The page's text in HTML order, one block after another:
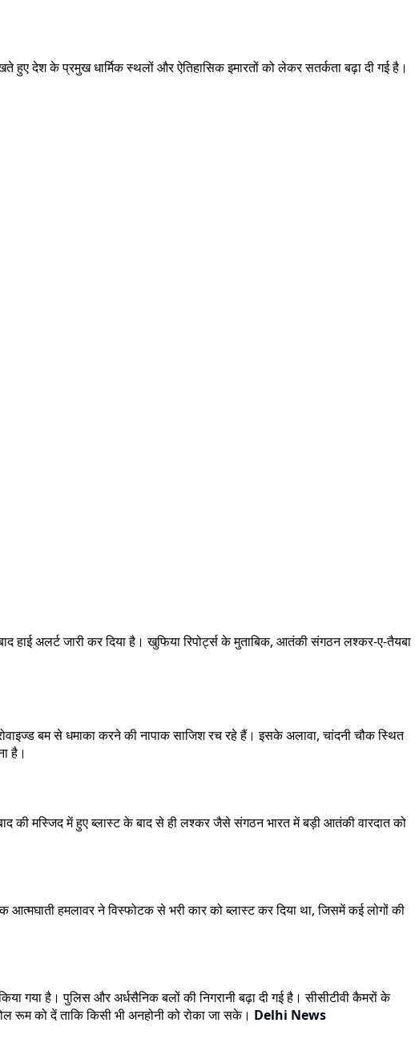
देश के प्रमुख धार्मिक स्थलों और ऐतिहासिक इमारतों को लेकर सतर्कता बढ़ा दी गई है।
हाई अलर्ट जारी कर दिया है। खुफिया रिपोर्ट्स के मुताबिक, आतंकी संगठन लश्कर-ए-तैयबा
बम से धमाका करने की नापाक साजिश रच रहे हैं। इसके अलावा, चांदनी चौक स्थित
है।
की मस्जिद में हुए ब्लास्ट के बाद से ही लश्कर जैसे संगठन भारत में बड़ी आतंकी वारदात को
हमलावर ने विस्फोटक से भरी कार को ब्लास्ट कर दिया था, जिसमें कई लोगों की
गया है। पुलिस और अर्धसैनिक बलों की निगरानी बढ़ा दी गई है। सीसीटीवी कैमरों के
रूम को दें ताकि किसी भी अनहोनी को रोका जा सके। Delhi News